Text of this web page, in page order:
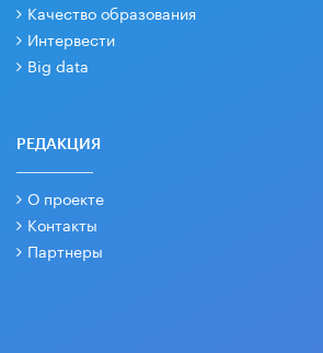
Качество образования
Интервести
Big data
РЕДАКЦИЯ
О проекте
Контакты
Партнеры